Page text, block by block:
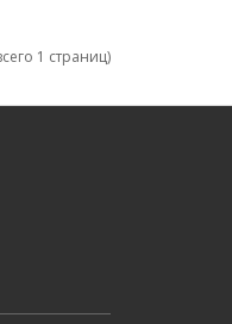
1 страниц)